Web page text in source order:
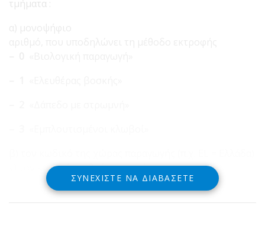
τμήματα :
γ) τον κωδικό αριθμό εκτροφής
ΣΥΝΕΧΊΣΤΕ ΝΑ ΔΙΑΒΆΣΕΤΕ